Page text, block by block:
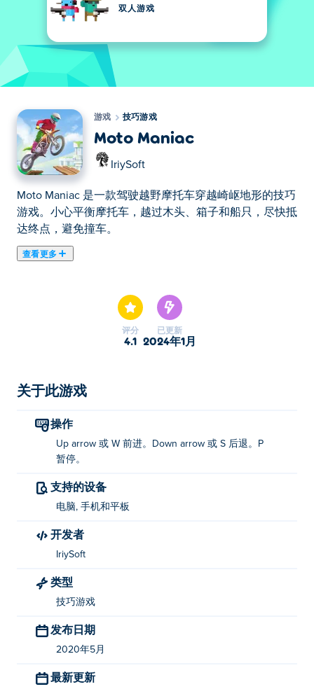
双人游戏
游戏 技巧游戏
Moto Maniac
IriySoft
Moto Maniac 是一款驾驶越野摩托车穿越崎岖地形的技巧
游戏。小心平衡摩托车，越过木头、箱子和船只，尽快抵
达终点，避免撞车。
查看更多
评分
4.1
已更新
2024年1月
关于此游戏
操作
Up arrow 或 W 前进。Down arrow 或 S 后退。P
暂停。
支持的设备
电脑, 手机和平板
开发者
IriySoft
类型
技巧游戏
发布日期
2020年5月
最新更新